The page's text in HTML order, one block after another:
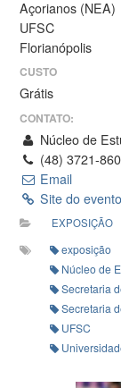
Açorianos (NEA)
UFSC
Florianópolis
CUSTO
Grátis
CONTATO:
Núcleo de
(48) 3721-
Email
Site do evento
EXPOSIÇÃO
exposição
Núcleo de
Secretaria
Secretaria
UFSC